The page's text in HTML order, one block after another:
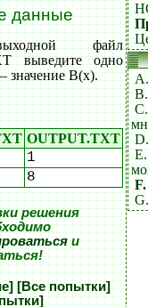
данные
файл
выведите одно
значение B(x).
OUTPUT.TXT
1
8
решения
и
[Все попытки]